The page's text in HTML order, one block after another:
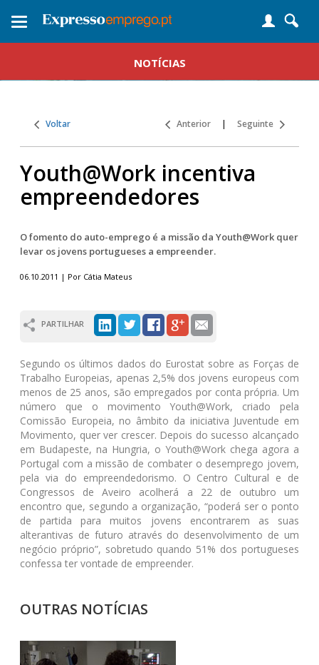
Toggle
NOTÍCIAS
Voltar Anterior | Seguinte
Youth@Work incentiva
empreendedores
O fomento do auto-emprego é a missão da Youth@Work quer
levar os jovens portugueses a empreender.
06.10.2011 | Por Cátia Mateus
PARTILHAR
Segundo os últimos dados do Eurostat sobre as Forças de
Trabalho Europeias, apenas 2,5% dos jovens europeus com
menos de 25 anos, são empregados por conta própria. Um
número que o movimento Youth@Work, criado pela
Comissão Europeia, no âmbito da iniciativa Juventude em
Movimento, quer ver crescer. Depois do sucesso alcançado
em Budapeste, na Hungria, o Youth@Work chega agora a
Portugal com a missão de combater o desemprego jovem,
pela via do empreendedorismo. O Centro Cultural e de
Congressos de Aveiro acolherá a 22 de outubro um
encontro que, segundo a organização, “poderá ser o ponto
de partida para muitos jovens encontrarem as suas
alterantivas de futuro através do desenvolvimento de um
negócio próprio”, sobretudo quando 51% dos portugueses
confessa ter vontade de empreender.
OUTRAS NOTÍCIAS